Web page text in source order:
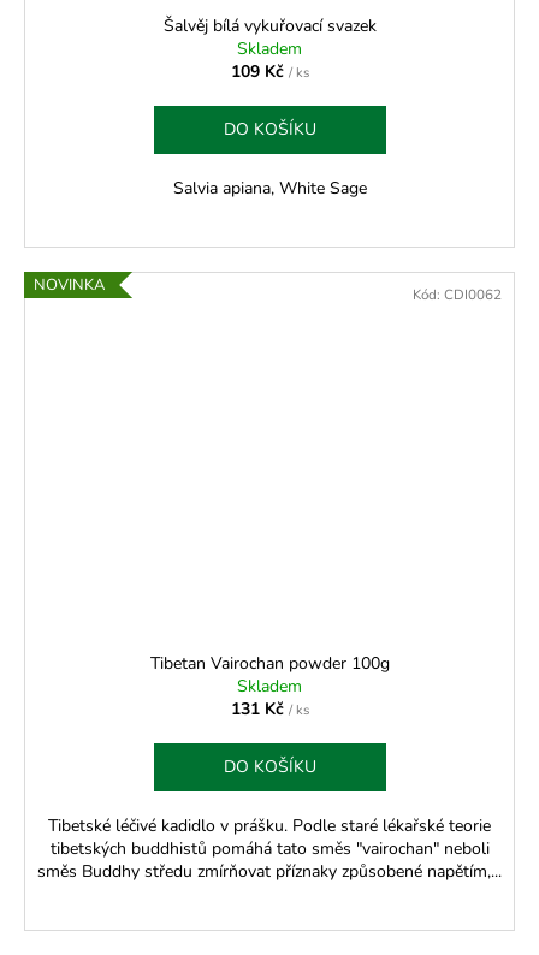
Šalvěj bílá vykuřovací svazek
Skladem
109 Kč / ks
DO KOŠÍKU
Salvia apiana, White Sage
NOVINKA
Tibetan Vairochan powder 100g
Skladem
131 Kč / ks
DO KOŠÍKU
Tibetské léčivé kadidlo v prášku. Podle staré lékařské teorie
tibetských buddhistů pomáhá tato směs "vairochan" neboli
směs Buddhy středu zmírňovat příznaky způsobené napětím,...
Kód: CDI0062